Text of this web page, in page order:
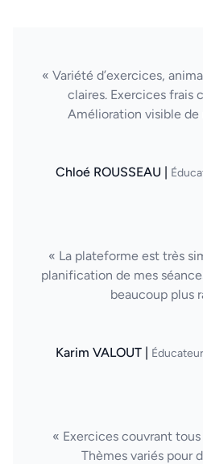
« Variété d’exercices,
claires. Exercices frais
Amélioration visible de
Chloé ROUSSEAU |
« La plateforme est très
planification de mes
beaucoup plus
Karim VALOUT |
« Exercices couvrant
Thèmes variés pour